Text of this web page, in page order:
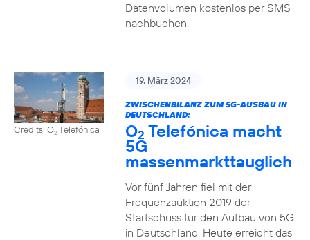
Datenvolumen kostenlos per SMS
nachbuchen.
Credits: O2Telefónica
19. März 2024
ZWISCHENBILANZ ZUM 5G-AUSBAU IN
DEUTSCHLAND:
O2 Telefónica macht
5G
massenmarkttauglich
Vor fünf Jahren fiel mit der
Frequenzauktion 2019 der
Startschuss für den Aufbau von 5G
in Deutschland. Heute erreicht das